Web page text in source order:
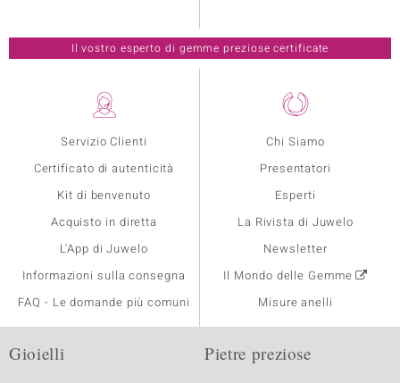
Servizio Clienti
Certificato di autenticità
Kit di benvenuto
Acquisto in diretta
L'App di Juwelo
Informazioni sulla consegna
FAQ - Le domande più comuni
Chi Siamo
Presentatori
Esperti
La Rivista di Juwelo
Newsletter
Il Mondo delle Gemme
Misure anelli
Il vostro esperto di gemme preziose certificate
Gioielli Pietre preziose